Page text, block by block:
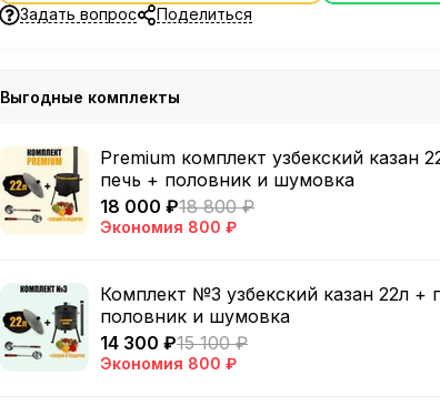
Задать вопрос Поделиться
Выгодные комплекты
Premium комплект узбекский казан
печь + половник и шумовка
18 000 ₽18 800 ₽
Экономия 800 ₽
Комплект №3 узбекский казан 22л +
половник и шумовка
14 300 ₽15 100 ₽
Экономия 800 ₽